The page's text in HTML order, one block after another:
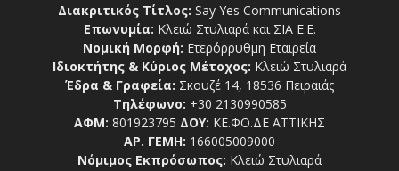
Διακριτικός Τίτλος: Say Yes Communications
Επωνυμία: Κλειώ Στυλιαρά και ΣΙΑ Ε.Ε.
Νομική Μορφή: Ετερόρρυθμη Εταιρεία
Ιδιοκτήτης & Κύριος Μέτοχος: Κλειώ Στυλιαρά
Έδρα & Γραφεία: Σκουζέ 14, 18536 Πειραιάς
Τηλέφωνο: +30 2130990585
ΑΦΜ: 801923795 ΔΟΥ: ΚΕ.ΦΟ.ΔΕ ΑΤΤΙΚΗΣ
ΑΡ. ΓΕΜΗ: 166005009000
Νόμιμος Εκπρόσωπος: Κλειώ Στυλιαρά